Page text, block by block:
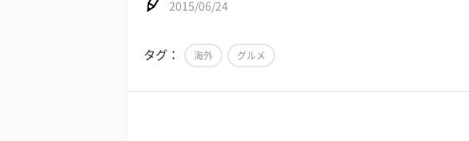
2015/06/24
タグ： 海外 グルメ